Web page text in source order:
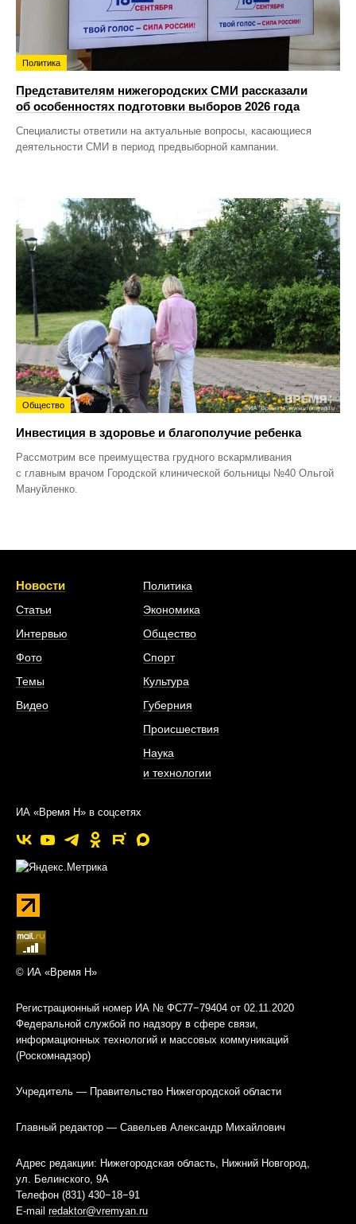
Политика
Представителям нижегородских СМИ рассказали
об особенностях подготовки выборов 2026 года
Специалисты ответили на актуальные вопросы, касающиеся
деятельности СМИ в период предвыборной кампании.
Общество
Инвестиция в здоровье и благополучие ребенка
Рассмотрим все преимущества грудного вскармливания
с главным врачом Городской клинической больницы №40 Ольгой
Мануйленко.
Новости
Статьи
Интервью
Фото
Темы
Видео
Политика
Экономика
Общество
Спорт
Культура
Губерния
Происшествия
Наука
и технологии
ИА «Время Н» в соцсетях
© ИА «Время Н»
Регистрационный номер ИА № ФС77−79404 от 02.11.2020
Федеральной службой по надзору в сфере связи,
информационных технологий и массовых коммуникаций
(Роскомнадзор)
Учредитель — Правительство Нижегородской области
Главный редактор — Савельев Александр Михайлович
Адрес редакции: Нижегородская область, Нижний Новгород,
ул. Белинского, 9А
Телефон (831) 430−18−91
E-mail redaktor@vremyan.ru